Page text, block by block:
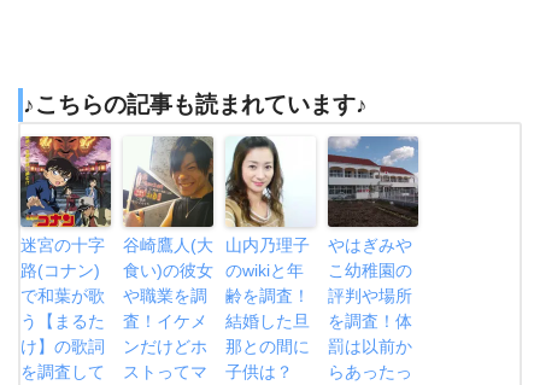
♪こちらの記事も読まれています♪
迷宮の十字
路(コナン)
で和葉が歌
う【まるた
け】の歌詞
を調査して
谷崎鷹人(大
食い)の彼女
や職業を調
査！イケメ
ンだけどホ
ストってマ
山内乃理子
のwikiと年
齢を調査！
結婚した旦
那との間に
子供は？
やはぎみや
こ幼稚園の
評判や場所
を調査！体
罰は以前か
らあったっ